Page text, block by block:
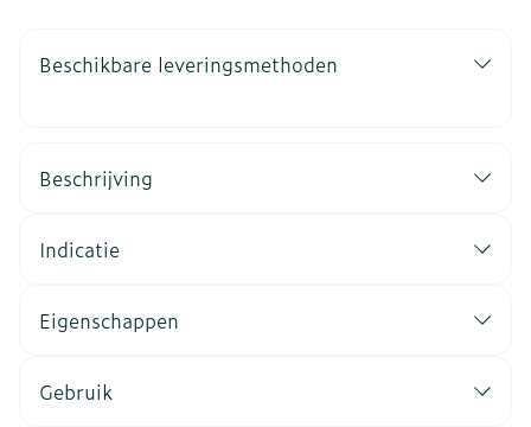
Beschikbare leveringsmethoden
Beschrijving
Indicatie
Eigenschappen
Gebruik